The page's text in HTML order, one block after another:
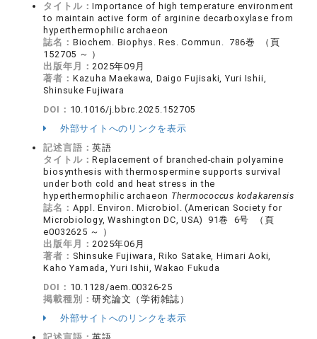
タイトル：Importance of high temperature environment
to maintain active form of arginine decarboxylase from
hyperthermophilic archaeon
誌名： Biochem. Biophys. Res. Commun. 786巻 （頁
152705 ～ ）
出版年月：2025年09月
著者： Kazuha Maekawa, Daigo Fujisaki, Yuri Ishii,
Shinsuke Fujiwara
DOI： 10.1016/j.bbrc.2025.152705
外部サイトへのリンクを表示
記述言語：英語
タイトル：Replacement of branched-chain polyamine
biosynthesis with thermospermine supports survival
under both cold and heat stress in the
hyperthermophilic archaeon Thermococcus kodakarensis
誌名： Appl. Environ. Microbiol. (American Society for
Microbiology, Washington DC, USA) 91巻 6号 （頁
e0032625 ～ ）
出版年月：2025年06月
著者： Shinsuke Fujiwara, Riko Satake, Himari Aoki,
Kaho Yamada, Yuri Ishii, Wakao Fukuda
DOI： 10.1128/aem.00326-25
掲載種別：研究論文（学術雑誌）
外部サイトへのリンクを表示